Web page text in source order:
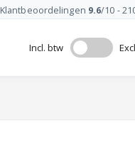
Klantbeoordelingen 9.6/10 -
Incl. btw